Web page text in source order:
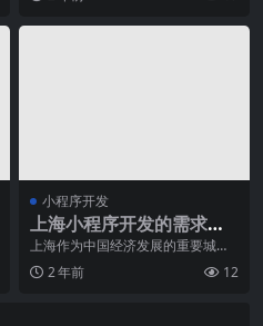
等。
小程序开发
上海小程序开发的需求与
发展势头
上海作为中国经济发展的重要城市
之一，一直以来都在引领各行业的
创新潮流。近年来，随
2 年前 12